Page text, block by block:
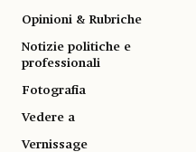
Opinioni & Rubriche
Notizie politiche e
professionali
Fotografia
Vedere a
Vernissage